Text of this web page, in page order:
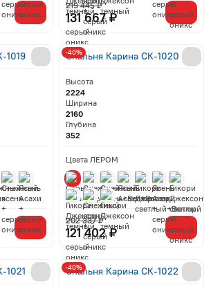
131 667 ₽
219 445 ₽
1019 Спальня Карина СК-1020
Высота
2224
Ширина
2160
Глубина
352
Цвета ЛЕРОМ
121 402 ₽
202 337 ₽
-40%
1021 Спальня Карина СК-1022
-40%